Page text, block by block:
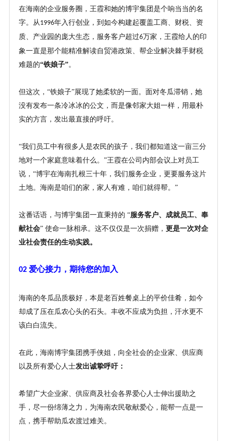
在海南的企业服务圈，王霞和她的博宇集团是个响当当的名
字。从 1996年入行创业，到如今构建起覆盖工商、财税、资
质、产业园的庞大生态，服务客户超过6万家，王霞给人的印
象一直是那个能精准解读自贸港政策、帮企业解决棘手财税
难题的“铁娘子”。
但这次， “铁娘子”展现了她柔软的一面。面对冬瓜滞销，她
没有发布一条冷冰冰的公文，而是像邻家大姐一样，用最朴
实的方言，发出最直接的呼吁。
“我们员工中有很多人是农民的孩子，我们都知道这一亩三分
地对一个家庭意味着什么。”王霞在公司内部会议上对员工
说，“博宇在海南扎根三十年，我们服务企业，更要服务这片
土地。海南是咱们的家，家人有难，咱们就得帮。”
这番话语，与博宇集团一直秉持的 “服务客户、成就员工、奉
献社会” 使命一脉相承。这不仅仅是一次捐赠， 更是一次对企
业社会责任的生动实践。
02 爱心接力，期待您的加入
海南的冬瓜品质极好，本是老百姓餐桌上的平价佳肴，如今
却成了压在瓜农心头的石头。丰收不应成为负担，汗水更不
该白白流失。
在此，海南博宇集团携手侠姐 ，向全社会的企业家、供应商
以及所有爱心人士发出诚挚呼吁：
希望广大企业家、供应商及社会各界爱心人士伸出援助之
手，尽一份绵薄之力，为海南农民敬献爱心，能帮一点是一
点，携手帮助瓜农渡过难关。